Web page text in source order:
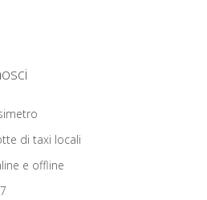
di taxi locali
e offline